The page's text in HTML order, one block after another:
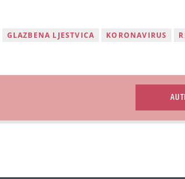
GLAZBENA LJESTVICA KORONAVIRUS